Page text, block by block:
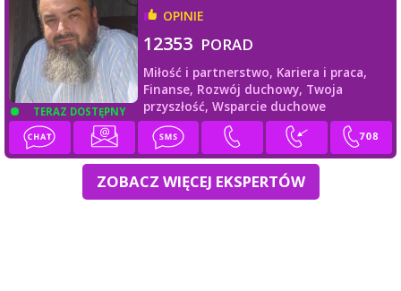
TERAZ DOSTĘPNY
OPINIE
12353 PORAD
Miłość i partnerstwo, Kariera i praca,
Finanse, Rozwój duchowy, Twoja
przyszłość, Wsparcie duchowe
ZOBACZ WIĘCEJ EKSPERTÓW